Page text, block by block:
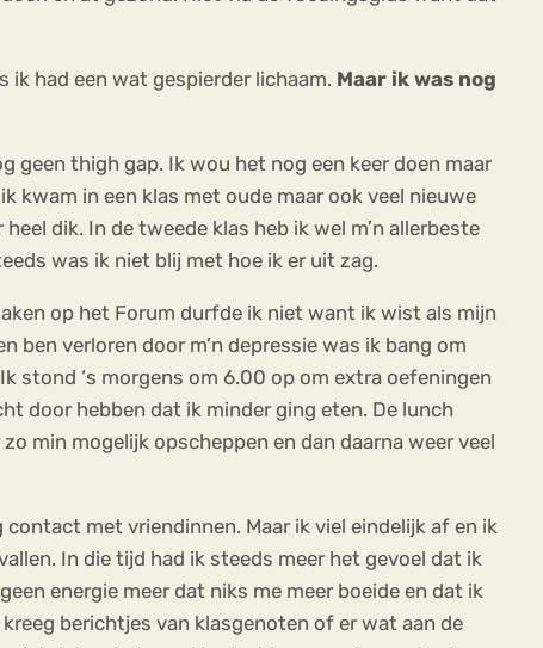
ik had een wat gespierder lichaam. Maar ik was nog
geen thigh gap. Ik wou het nog een keer doen maar
kwam in een klas met oude maar ook veel nieuwe
dik. In de tweede klas heb ik wel m’n allerbeste
was ik niet blij met hoe ik er uit zag.
op het Forum durfde ik niet want ik wist als mijn
verloren door m’n depressie was ik bang om
stond ‘s morgens om 6.00 op om extra oefeningen
door hebben dat ik minder ging eten. De lunch
min mogelijk opscheppen en dan daarna weer veel
met vriendinnen. Maar ik viel eindelijk af en ik
In die tijd had ik steeds meer het gevoel dat ik
energie meer dat niks me meer boeide en dat ik
berichtjes van klasgenoten of er wat aan de